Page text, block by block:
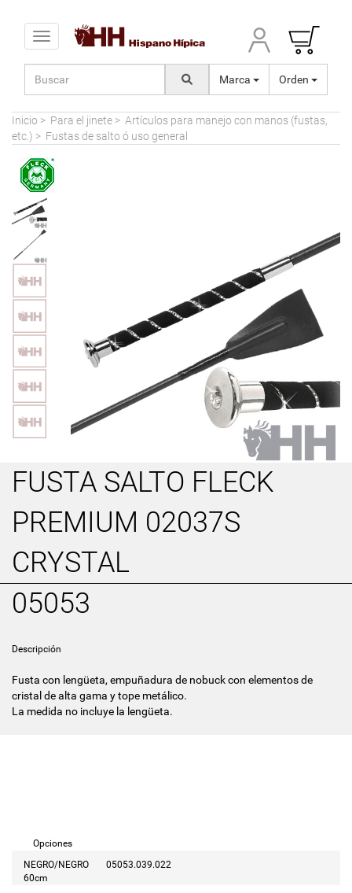
Toggle navigation
Marca Orden
Inicio > Para el jinete > Artículos para manejo con manos (fustas,
etc.) > Fustas de salto ó uso general
FUSTA SALTO FLECK
PREMIUM 02037S
CRYSTAL
05053
Descripción
Fusta con lengüeta, empuñadura de nobuck con elementos de
cristal de alta gama y tope metálico.
La medida no incluye la lengüeta.
Opciones
NEGRO/NEGRO
60cm
05053.039.022